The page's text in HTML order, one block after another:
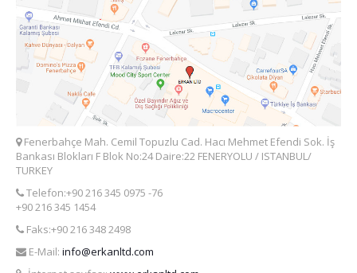
Fenerbahçe Mah. Cemil Topuzlu Cad. Hacı Mehmet Efendi Sok. İş
Bankası Blokları F Blok No:24 Daire:22 FENERYOLU / ISTANBUL/
TURKEY
Telefon:+90 216 345 0975 -76
+90 216 345 1454
Faks:+90 216 348 2498
E-Mail: info@erkanltd.com